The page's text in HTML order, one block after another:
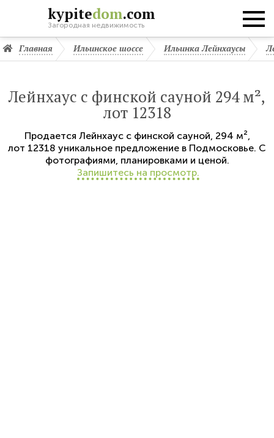
kypitedom.com
Загородная недвижимость
Главная Ильинское шоссе Ильинка Лейнхаусы
Лейнхаус с финской сауной 294 м²,
лот 12318
Продается Лейнхаус с финской сауной, 294 м²,
лот 12318 уникальное предложение в Подмосковье. С
фотографиями, планировками и ценой.
Запишитесь на просмотр.